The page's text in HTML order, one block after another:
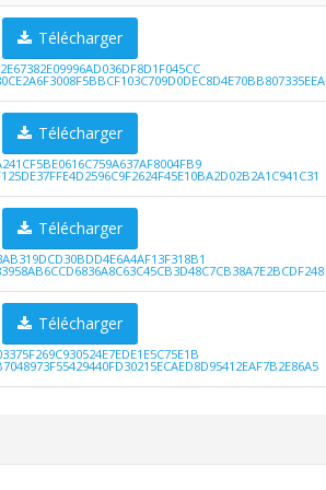
Télécharger
Télécharger
Télécharger
Télécharger